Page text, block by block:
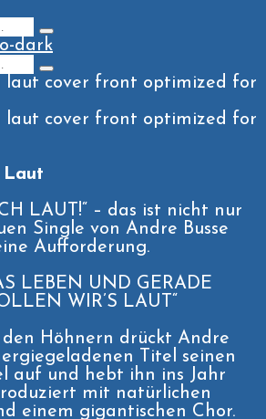
Type
and
hit
enter
Type
and
enter
Laut
LAUT!“ – das ist nicht nur
Single von Andre Busse
Aufforderung.
LEBEN UND GERADE
WIR’S LAUT“
Höhnern drückt Andre
Titel seinen
auf und hebt ihn ins Jahr
mit natürlichen
einem gigantischen Chor.